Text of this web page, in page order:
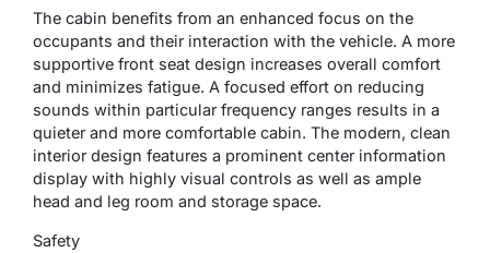
The cabin benefits from an enhanced focus on the
occupants and their interaction with the vehicle. A more
supportive front seat design increases overall comfort
and minimizes fatigue. A focused effort on reducing
sounds within particular frequency ranges results in a
quieter and more comfortable cabin. The modern, clean
interior design features a prominent center information
display with highly visual controls as well as ample
head and leg room and storage space.
Safety